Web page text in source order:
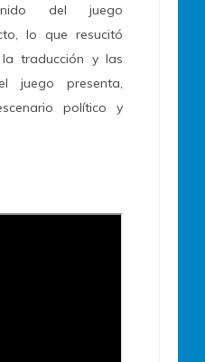
del juego
lo que resucitó
traducción y las
juego presenta,
político y